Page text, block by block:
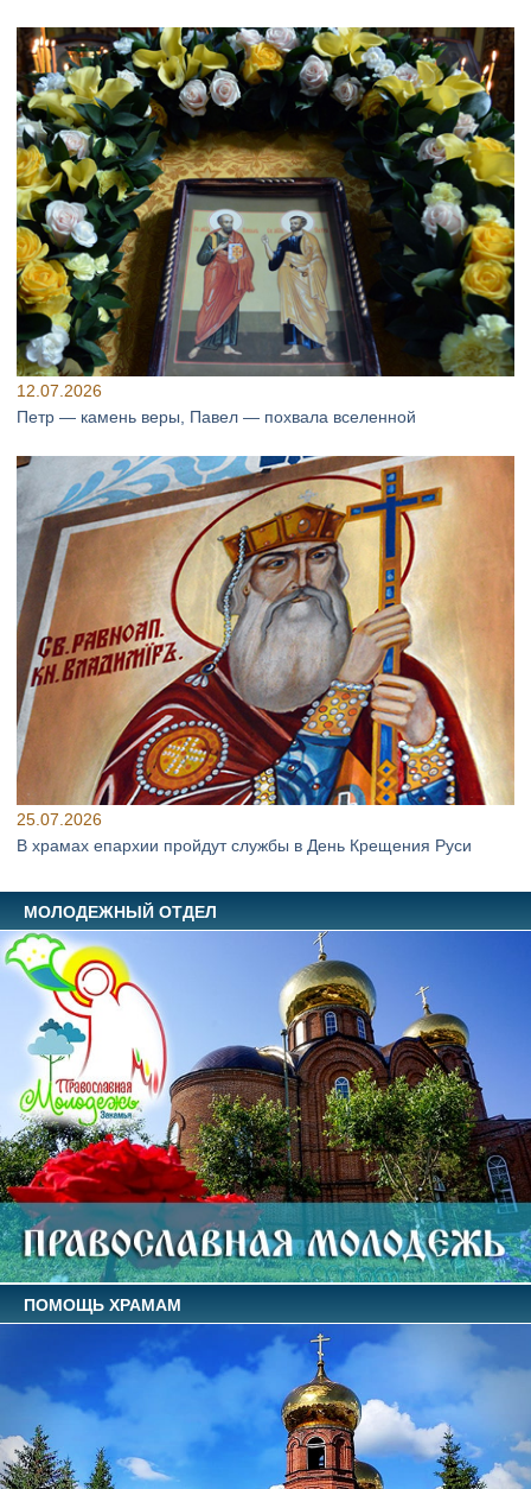
12.07.2026
Петр — камень веры, Павел — похвала вселенной
25.07.2026
В храмах епархии пройдут службы в День Крещения Руси
МОЛОДЕЖНЫЙ ОТДЕЛ
ПОМОЩЬ ХРАМАМ